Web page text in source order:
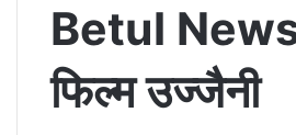
Betul News :
फिल्म उज्जैनी